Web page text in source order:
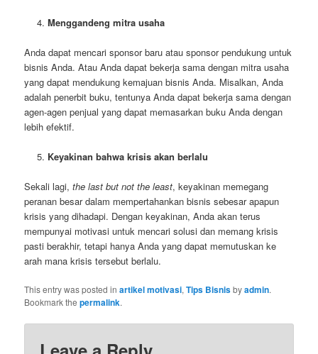
Menggandeng mitra usaha
Anda dapat mencari sponsor baru atau sponsor pendukung untuk
bisnis Anda. Atau Anda dapat bekerja sama dengan mitra usaha
yang dapat mendukung kemajuan bisnis Anda. Misalkan, Anda
adalah penerbit buku, tentunya Anda dapat bekerja sama dengan
agen-agen penjual yang dapat memasarkan buku Anda dengan
lebih efektif.
Keyakinan bahwa krisis akan berlalu
Sekali lagi,the last but not the least, keyakinan memegang
peranan besar dalam mempertahankan bisnis sebesar apapun
krisis yang dihadapi. Dengan keyakinan, Anda akan terus
mempunyai motivasi untuk mencari solusi dan memang krisis
pasti berakhir, tetapi hanya Anda yang dapat memutuskan ke
arah mana krisis tersebut berlalu.
This entry was posted inartikel motivasi,Tips Bisnisbyadmin.
Bookmark thepermalink.